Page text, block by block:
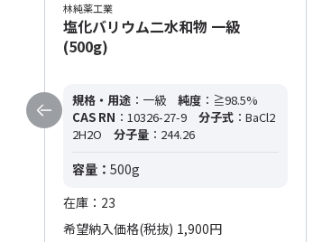
林純薬工業
塩化バリウム二水和物 一級
(500g)
規格・用途 ：一級 純度 ：≧98.5%
CAS RN ：10326-27-9 分子式 ：BaCl2
2H2O
分子量 ：244.26
容量： 500g
在庫：23
希望納入価格(税抜) 1,900円